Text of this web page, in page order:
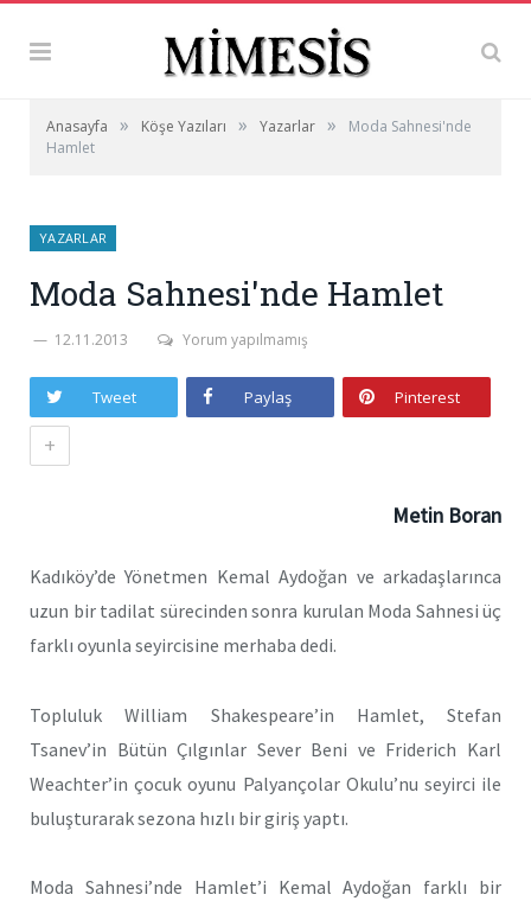
Anasayfa » Köşe Yazıları » Yazarlar »
Moda Sahnesi'nde
Hamlet
YAZARLAR
Moda Sahnesi'nde Hamlet
12.11.2013 Yorum yapılmamış
Tweet Paylaş Pinterest
+
Metin Boran
Kadıköy’de Yönetmen Kemal Aydoğan ve arkadaşlarınca
uzun bir tadilat sürecinden sonra kurulan Moda Sahnesi üç
farklı oyunla seyircisine merhaba dedi.
Topluluk William Shakespeare’in Hamlet, Stefan
Tsanev’in Bütün Çılgınlar Sever Beni ve Friderich Karl
Weachter’in çocuk oyunu Palyançolar Okulu’nu seyirci ile
buluşturarak sezona hızlı bir giriş yaptı.
Moda Sahnesi’nde Hamlet’i Kemal Aydoğan farklı bir